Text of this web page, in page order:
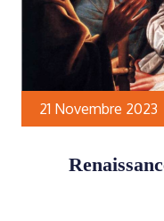
21 Novembre 2023